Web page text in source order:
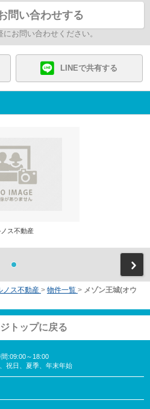
問い合わせする
お問い合わせください。
LINEで共有する
ノス不動産
ノス不動産 > 物件一覧 > メゾン王城(オウ
トップに戻る
:09:00～18:00
祝日、夏季、年末年始